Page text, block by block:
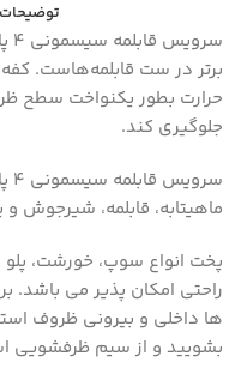
توضیحات
برتر در ست قابلمه‌هاست.
حرارت بطور یکنواخت سطح
جلوگیری کند.
ماهیتابه، قابلمه،
پخت انواع سوپ، خورشت،
راحتی امکان پذیر می
ها داخلی و بیرونی ظروف
بشویید و از سیم ظرفشویی